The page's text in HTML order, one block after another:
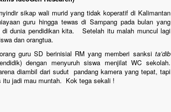
sikap wali murid yang tidak koperatif di Kalimantan
guru hingga tewas di Sampang pada bulan yang
dunia pendidikan kita. Setelah itu malah muncul lagi
dan orangtua.
guru SD berinisial RM yang memberi sanksi ta’dib
dengan menyuruh siswa menjilat WC sekolah.
diambil dari sudut pandang kamera yang tepat, tapi
itu jadi mau muntah. Kok tega sekali !